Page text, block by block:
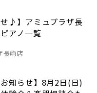
せ♪】アミュプラザ長
アノ一覧
長崎店
お知らせ】8月2日(日)